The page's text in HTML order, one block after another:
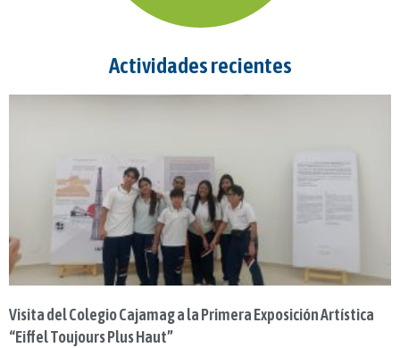
Actividades recientes
Visita del Colegio Cajamag a la Primera Exposición Artística
“Eiffel Toujours Plus Haut”